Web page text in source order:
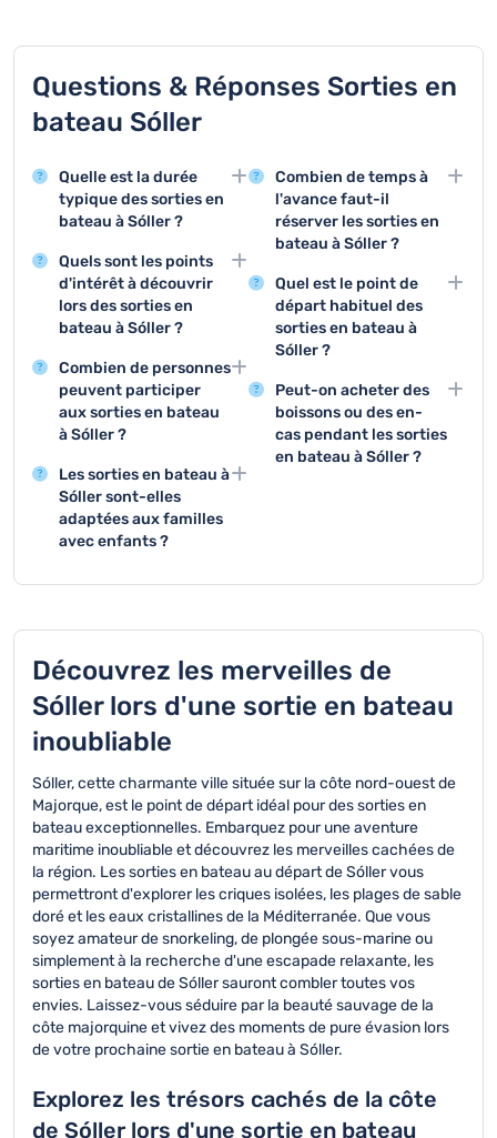
Questions & Réponses Sorties en
bateau Sóller
Quelle est la durée
typique des sorties en
bateau à Sóller ?
Les sorties en bateau à
Sóller durent
généralement entre 1 et
2 heures, offrant
pour profiter des
magnifiques paysages
côtiers de Majorque.
Quels sont les points
d'intérêt à découvrir
lors des sorties en
bateau à Sóller ?
Pendant les sorties en
bateau, vous pourrez
admirer les falaises
spectaculaires, les
parfois même observer
la faune marine comme
les dauphins ou les
oiseaux marins.
Combien de personnes
peuvent participer
aux sorties en bateau
à Sóller ?
La capacité des sorties
en bateau varie selon le
type de bateau, allant
de petites embarcations
Les sorties en bateau à
Sóller sont-elles
adaptées aux familles
avec enfants ?
équipements de
sécurité et des activités
ludiques qui plaisent aux
plus jeunes.
Combien de temps à
l'avance faut-il
réserver les sorties en
bateau à Sóller ?
Il est recommandé de
réserver vos sorties en
bateau 2 à 4 semaines à
l'avance, surtout
touristique, mais des
réservations
spontanées sont
possibles selon les
Quel est le point de
départ habituel des
sorties en bateau à
Sóller ?
Les sorties en bateau à
Sóller partent
généralement du port
de Sóller ou de Port de
Peut-on acheter des
boissons ou des en-
cas pendant les sorties
en bateau à Sóller ?
rafraîchissements.
Découvrez les merveilles de
Sóller lors d'une sortie en bateau
inoubliable
Sóller, cette charmante ville située sur la côte nord-ouest de
Majorque, est le point de départ idéal pour des sorties en
bateau exceptionnelles. Embarquez pour une aventure
maritime inoubliable et découvrez les merveilles cachées de
la région. Les sorties en bateau au départ de Sóller vous
permettront d'explorer les criques isolées, les plages de sable
doré et les eaux cristallines de la Méditerranée. Que vous
soyez amateur de snorkeling, de plongée sous-marine ou
simplement à la recherche d'une escapade relaxante, les
sorties en bateau de Sóller sauront combler toutes vos
envies. Laissez-vous séduire par la beauté sauvage de la
côte majorquine et vivez des moments de pure évasion lors
de votre prochaine sortie en bateau à Sóller.
Explorez les trésors cachés de la côte
de Sóller lors d'une sortie en bateau